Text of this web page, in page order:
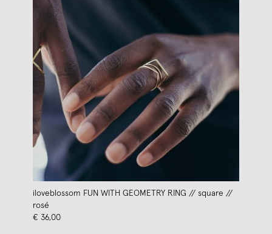
iloveblossom FUN WITH GEOMETRY RING // square //
rosé
€ 36,00